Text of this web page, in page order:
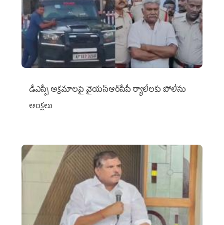
డీఎస్సీ అక్రమాలపై వైయ‌స్ఆర్‌సీపీ ర్యాలీలకు పోలీసు
ఆంక్షలు